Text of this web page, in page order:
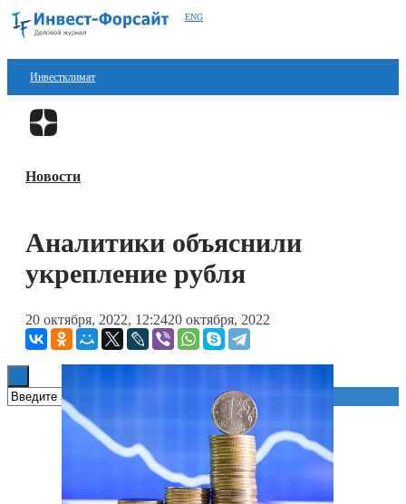
ENG
Инвестклимат
Финансы
Блокчейн
Книги
Новости
Аналитики объяснили
укрепление рубля
20 октября, 2022, 12:2420 октября, 2022